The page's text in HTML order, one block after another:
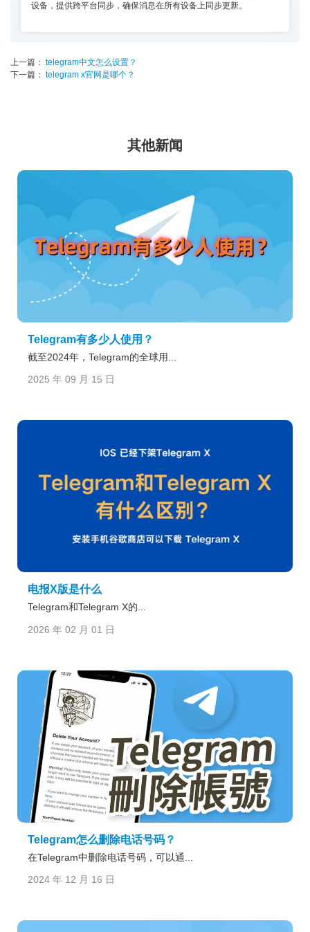
设备，提供跨平台同步，确保消息在所有设备上同步更新。
上一篇： telegram中文怎么设置？
下一篇： telegram x官网是哪个？
其他新闻
Telegram有多少人使用？
截至2024年，Telegram的全球用...
2025 年 09 月 15 日
电报X版是什么
Telegram和Telegram X的...
2026 年 02 月 01 日
Telegram怎么删除电话号码？
在Telegram中删除电话号码，可以通...
2024 年 12 月 16 日